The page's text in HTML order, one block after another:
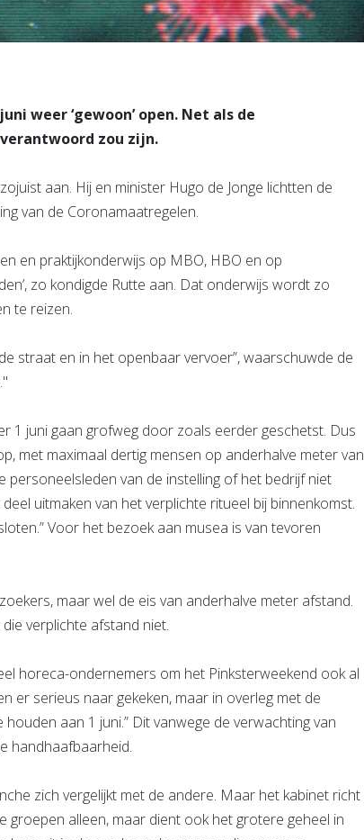
weer ‘gewoon’ open. Net als de
zou zijn.
aan. Hij en minister Hugo de Jonge lichtten de
van de Coronamaatregelen.
en praktijkonderwijs op MBO, HBO en op
zo kondigde Rutte aan. Dat onderwijs wordt zo
te reizen.
straat en in het openbaar vervoer”, waarschuwde de
1 juni gaan grofweg door zoals eerder geschetst. Dus
met maximaal dertig mensen op anderhalve meter van
personeelsleden van de instelling of het bedrijf niet
uitmaken van het verplichte ritueel bij binnenkomst.
Voor het bezoek aan musea is van tevoren
maar wel de eis van anderhalve meter afstand.
verplichte afstand niet.
horeca-ondernemers om het Pinksterweekend ook al
er serieus naar gekeken, maar in overleg met de
aan 1 juni.” Dit vanwege de verwachting van
handhaafbaarheid.
zich vergelijkt met de andere. Maar het kabinet richt
groepen alleen, maar dient ook het grotere geheel in